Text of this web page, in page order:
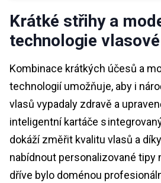
Krátké střihy a
technologie
Kombinace krátkých účesů a
technologií umožňuje, aby i
vlasů vypadaly zdravě a
inteligentní kartáče s
dokáží změřit kvalitu vlasů a
nabídnout personalizované tipy
dříve bylo doménou